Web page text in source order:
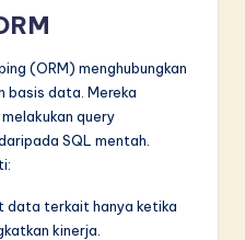
(ORM) menghubungkan
basis data. Mereka
query
SQL mentah.
data terkait hanya ketika
kinerja.